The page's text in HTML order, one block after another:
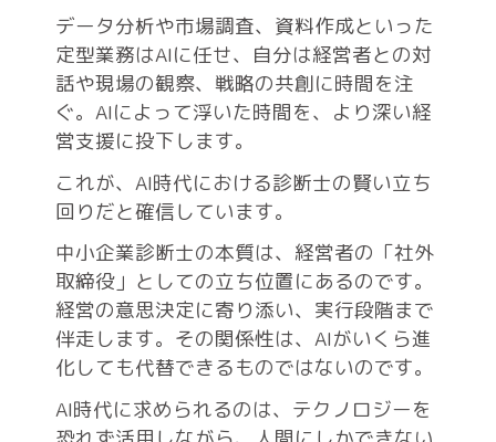
データ分析や市場調査、資料作成といった
定型業務はAIに任せ、自分は経営者との対
話や現場の観察、戦略の共創に時間を注
ぐ。AIによって浮いた時間を、より深い経
営支援に投下します。
これが、AI時代における診断士の賢い立ち
回りだと確信しています。
中小企業診断士の本質は、経営者の「社外
取締役」としての立ち位置にあるのです。
経営の意思決定に寄り添い、実行段階まで
伴走します。その関係性は、AIがいくら進
化しても代替できるものではないのです。
AI時代に求められるのは、テクノロジーを